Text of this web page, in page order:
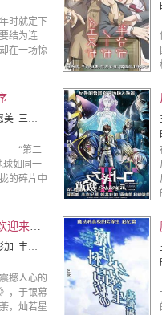
时就定下
结为连
在一场惊
清川元梦 长泽美树
——“第二
球如同一
的碎片中
吹响悠风号剧场版:欢迎来到北宇治高中吹奏乐部
茅原实里 石谷春贵
撼人心的
，于银幕
，灿若星